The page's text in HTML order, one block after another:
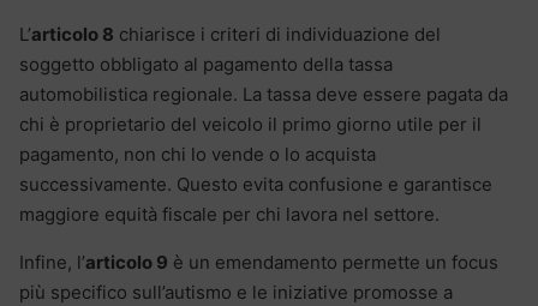
L’articolo 8 chiarisce i criteri di individuazione del
soggetto obbligato al pagamento della tassa
automobilistica regionale. La tassa deve essere pagata da
chi è proprietario del veicolo il primo giorno utile per il
pagamento, non chi lo vende o lo acquista
successivamente. Questo evita confusione e garantisce
maggiore equità fiscale per chi lavora nel settore.
Infine, l’articolo 9 è un emendamento permette un focus
più specifico sull’autismo e le iniziative promosse a